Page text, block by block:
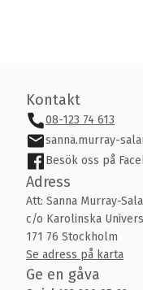
Kontakt
08-123 74 613
sanna.murray-
Besök oss på
Adress
Att: Sanna Murray-
c/o Karolinska
171 76 Stockholm
Se adress på karta
Ge en gåva